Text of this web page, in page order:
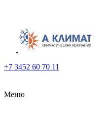
+7 3452 60 70 11
Меню